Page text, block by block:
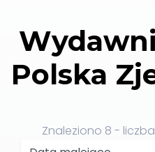
Polska
Znaleziono 8 -